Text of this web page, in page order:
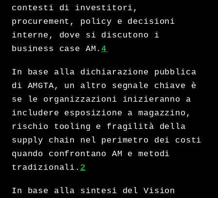
contesti di investitori,
procurement, policy e decisioni
interne, dove si discutono i
business case AM.4
In base alla dichiarazione pubblica
di AMGTA, un altro segnale chiave è
se le organizzazioni inizieranno a
includere esposizione a magazzino,
rischio tooling e fragilità della
supply chain nel perimetro dei costi
quando confrontano AM e metodi
tradizionali. 2
In base alla sintesi del Vision